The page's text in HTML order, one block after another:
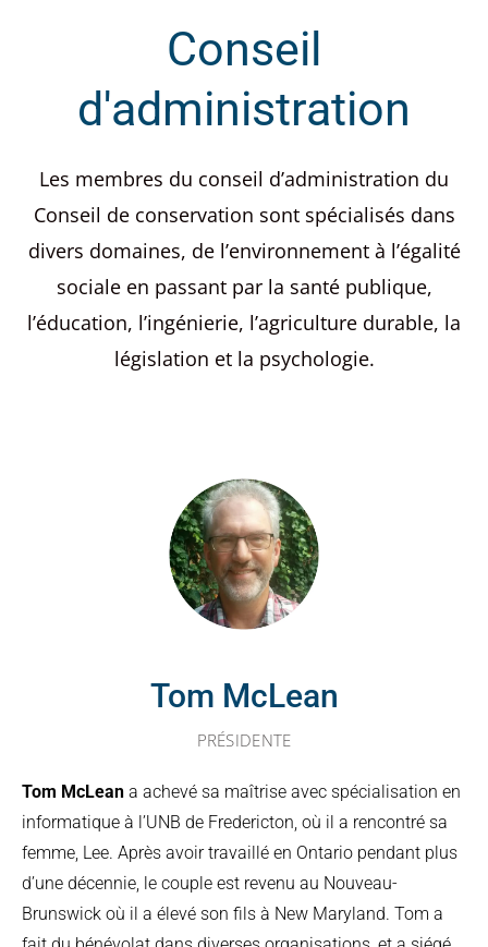
Conseil
d'administration
Les membres du conseil d’administration du
Conseil de conservation sont spécialisés dans
divers domaines, de l’environnement à l’égalité
sociale en passant par la santé publique,
l’éducation, l’ingénierie, l’agriculture durable, la
législation et la psychologie.
Tom McLean
PRÉSIDENTE
Tom McLean a achevé sa maîtrise avec spécialisation en
informatique à l’UNB de Fredericton, où il a rencontré sa
femme, Lee. Après avoir travaillé en Ontario pendant plus
d’une décennie, le couple est revenu au Nouveau-
Brunswick où il a élevé son fils à New Maryland. Tom a